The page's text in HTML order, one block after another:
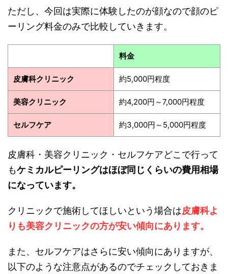
ただし、今回は実際に体験したのが顔なので顔のピ
ーリング料金のみで比較していきます。
料金
皮膚科クリニック 約5,000円程度
美容クリニック 約4,200円～7,000円程度
セルフケア 約3,000円～5,000円程度
皮膚科・美容クリニック・セルフケアどこで行って
もケミカルピーリングはほぼ同じくらいの費用相場
になっています。
クリニックで施術してほしいという場合は皮膚科よ
りも美容クリニックの方が安い傾向にあります。
また、セルフケアはさらに安い傾向にありますが、
以下のような注意点があるのでチェックしておきま